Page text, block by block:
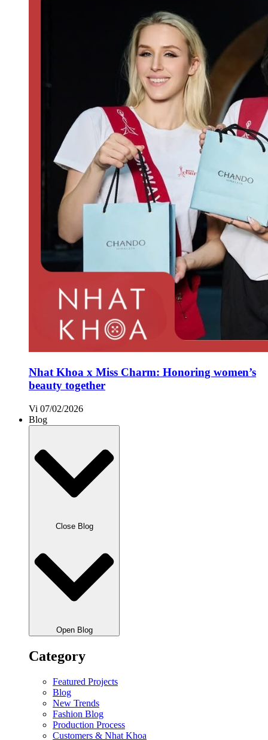
Nhat Khoa x Miss Charm: Honoring women’s
beauty together
Vi 07/02/2026
Blog
Close Blog
Open Blog
Category
Featured Projects
Blog
New Trends
Fashion Blog
Production Process
Customers & Nhat Khoa